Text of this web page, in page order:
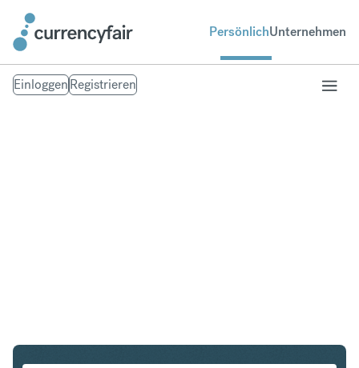
PersönlichUnternehmen
EinloggenRegistrieren